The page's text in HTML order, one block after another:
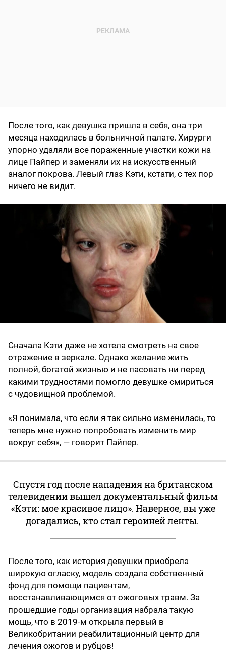
После того, как девушка пришла в себя, она три
месяца находилась в больничной палате. Хирурги
упорно удаляли все пораженные участки кожи на
лице Пайпер и заменяли их на искусственный
аналог покрова. Левый глаз Кэти, кстати, с тех пор
ничего не видит.
Сначала Кэти даже не хотела смотреть на свое
отражение в зеркале. Однако желание жить
полной, богатой жизнью и не пасовать ни перед
какими трудностями помогло девушке смириться
с чудовищной проблемой.
«Я понимала, что если я так сильно изменилась, то
теперь мне нужно попробовать изменить мир
вокруг себя», — говорит Пайпер.
Спустя год после нападения на британском
телевидении вышел документальный фильм
«Кэти: мое красивое лицо». Наверное, вы уже
догадались, кто стал героиней ленты.
После того, как история девушки приобрела
широкую огласку, модель создала собственный
фонд для помощи пациентам,
восстанавливающимся от ожоговых травм. За
прошедшие годы организация набрала такую
мощь, что в 2019-м открыла первый в
Великобритании реабилитационный центр для
лечения ожогов и рубцов!